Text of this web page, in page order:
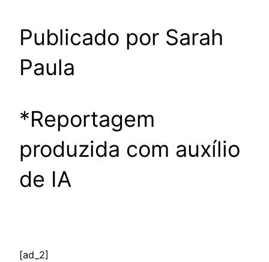
Publicado por Sarah
Paula
*Reportagem
produzida com auxílio
de IA
[ad_2]